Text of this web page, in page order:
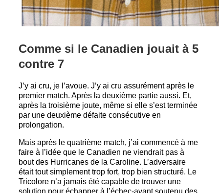
Comme si le Canadien jouait à 5
contre 7
J’y ai cru, je l’avoue. J’y ai cru assurément après le
premier match. Après la deuxième partie aussi. Et,
après la troisième joute, même si elle s’est terminée
par une deuxième défaite consécutive en
prolongation.
Mais après le quatrième match, j’ai commencé à me
faire à l’idée que le Canadien ne viendrait pas à
bout des Hurricanes de la Caroline. L’adversaire
était tout simplement trop fort, trop bien structuré. Le
Tricolore n’a jamais été capable de trouver une
solution pour échapper à l’échec-avant soutenu des